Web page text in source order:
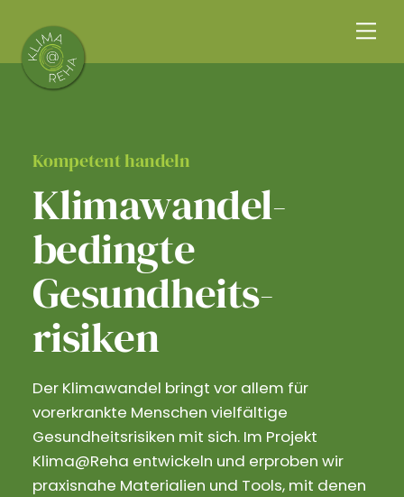
content
Kompetent handeln
Klimawandel­
bedingte
Gesundheits­
risiken
Der Klimawandel bringt vor allem für
vorerkrankte Menschen vielfältige
Gesundheitsrisiken mit sich. Im Projekt
Klima@Reha entwickeln und erproben wir
praxisnahe Materialien und Tools, mit denen